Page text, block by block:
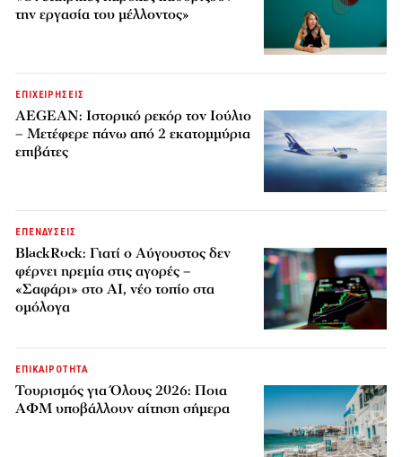
την εργασία του μέλλοντος»
ΕΠΙΧΕΙΡΗΣΕΙΣ
AEGEAN: Ιστορικό ρεκόρ τον Ιούλιο
– Μετέφερε πάνω από 2 εκατομμύρια
επιβάτες
ΕΠΕΝΔΥΣΕΙΣ
BlackRock: Γιατί ο Αύγουστος δεν
φέρνει ηρεμία στις αγορές –
«Σαφάρι» στο AI, νέο τοπίο στα
ομόλογα
ΕΠΙΚΑΙΡΟΤΗΤΑ
Τουρισμός για Όλους 2026: Ποια
ΑΦΜ υποβάλλουν αίτηση σήμερα